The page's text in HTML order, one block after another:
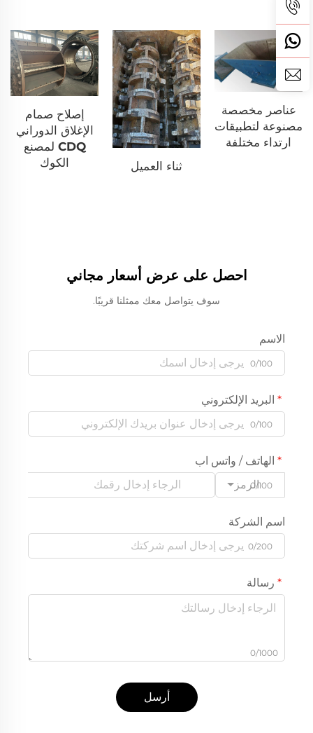
عناصر مخصصة
مصنوعة لتطبيقات
ارتداء مختلفة
ثناء العميل
إصلاح صمام
الإغلاق الدوراني
CDQ لمصنع
الكوك
احصل على عرض أسعار مجاني
سوف يتواصل معك ممثلنا قريبًا.
الاسم
0/100
البريد الإلكتروني
0/100
الهاتف / واتس اب
الرمز0/100
اسم الشركة
0/200
رسالة
0/1000
أرسل